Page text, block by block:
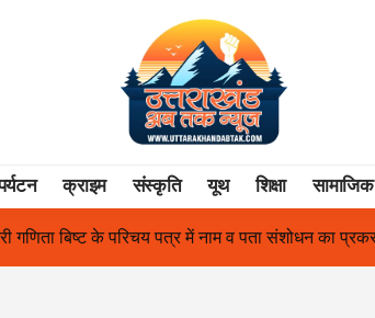
क्राइम संस्कृति यूथ शिक्षा सामाजिक
पत्र में नाम व पता संशोधन का प्रकरण का हुआ समाधान